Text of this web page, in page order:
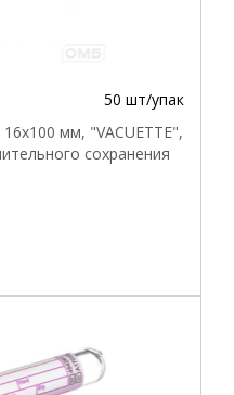
50 шт/упак
мм, "VACUETTE",
сохранения